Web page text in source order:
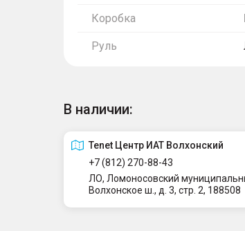
Коробка
Руль
В наличии:
Tenet Центр ИАТ Волхонский
+7 (812) 270-88-43
ЛО, Ломоносовский
Волхонское ш., д. 3, стр. 2, 188508